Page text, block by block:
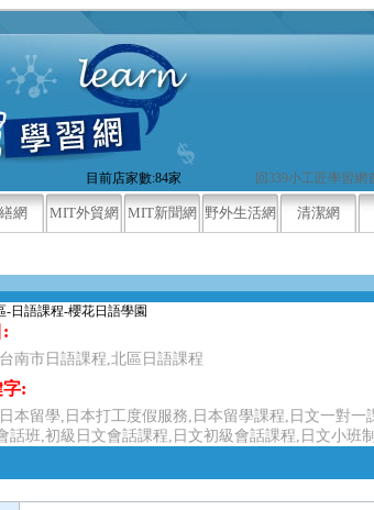
目前店家數:84家 回339小工匠學習網
網 MIT外貿網 MIT新聞網 野外生活網 清潔網
-日語課程-櫻花日語學園
:
南市日語課程,北區日語課程
:
本留學,日本打工度假服務,日本留學課程,日文一對
話班,初級日文會話課程,日文初級會話課程,日文小班